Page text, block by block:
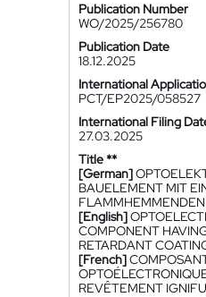
Publication Number
WO/2025/256780
Publication Date
18.12.2025
International
PCT/EP2025/058527
International Filing
27.03.2025
Title **
[German]
BAUELEMENT MIT
[English]
COMPONENT
RETARDANT
[French]
REVÊTEMENT